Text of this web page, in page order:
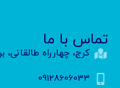
تماس با ما
کرج، چهارراه
09128606033